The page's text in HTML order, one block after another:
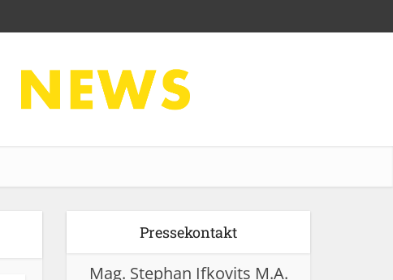
Pressekontakt
Mag. Stephan Ifkovits M.A.